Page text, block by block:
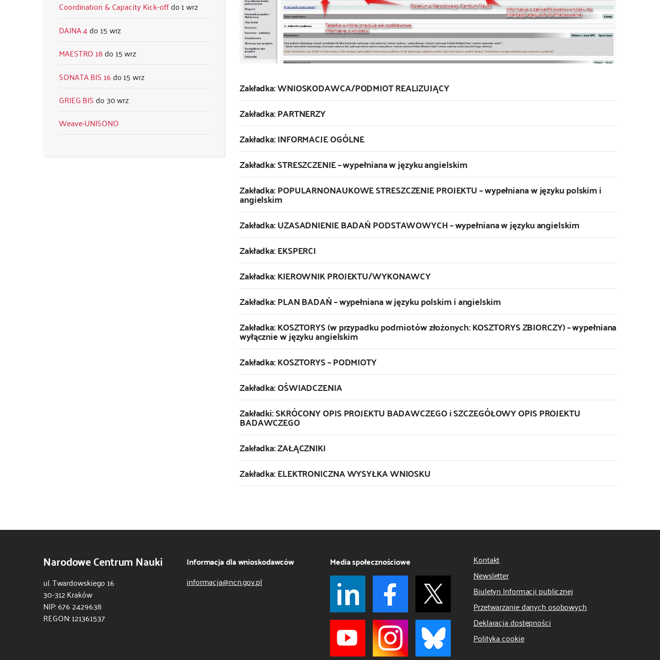
Coordination & Capacity Kick-off
1 wrz
DAINA 4
15 wrz
MAESTRO 18
15 wrz
SONATA BIS 16
15 wrz
GRIEG BIS
30 wrz
Weave-UNISONO
Zakładka: WNIOSKODAWCA/PODMIOT REALIZUJĄCY
Zakładka: PARTNERZY
Zakładka: INFORMACJE OGÓLNE
Zakładka: STRESZCZENIE – wypełniana w języku angielskim
Zakładka: POPULARNONAUKOWE STRESZCZENIE PROJEKTU – wypełniana w języku polskim i
angielskim
Zakładka: UZASADNIENIE BADAŃ PODSTAWOWYCH – wypełniana w języku angielskim
Zakładka: EKSPERCI
Zakładka: KIEROWNIK PROJEKTU/WYKONAWCY
Zakładka: PLAN BADAŃ – wypełniana w języku polskim i angielskim
Zakładka: KOSZTORYS (w przypadku podmiotów złożonych: KOSZTORYS ZBIORCZY) – wypełniana
wyłącznie w języku angielskim
Zakładka: KOSZTORYS – PODMIOTY
Zakładka: OŚWIADCZENIA
Zakładki: SKRÓCONY OPIS PROJEKTU BADAWCZEGO i SZCZEGÓŁOWY OPIS PROJEKTU
BADAWCZEGO
Zakładka: ZAŁĄCZNIKI
Zakładka: ELEKTRONICZNA WYSYŁKA WNIOSKU
Narodowe Centrum Nauki
ul. Twardowskiego 16
30-312 Kraków
NIP: 676 2429638
REGON: 121361537
Informacja dla wnioskodawców
informacja@ncn.gov.pl
Media społecznościowe
Kontakt
Newsletter
Biuletyn Informacji publicznej
Przetwarzanie danych osobowych
Deklaracja dostępności
Polityka cookie